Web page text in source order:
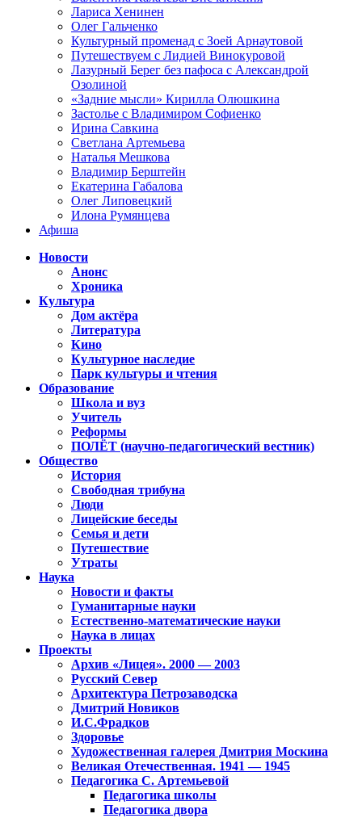
Лариса Хенинен
Олег Гальченко
Культурный променад с Зоей Арнаутовой
Путешествуем с Лидией Винокуровой
Лазурный Берег без пафоса с Александрой
Озолиной
«Задние мысли» Кирилла Олюшкина
Застолье с Владимиром Софиенко
Ирина Савкина
Светлана Артемьева
Наталья Мешкова
Владимир Берштейн
Екатерина Габалова
Олег Липовецкий
Илона Румянцева
Афиша
Новости
Анонс
Хроника
Культура
Дом актёра
Литература
Кино
Культурное наследие
Парк культуры и чтения
Образование
Школа и вуз
Учитель
Реформы
ПОЛЁТ (научно-педагогический вестник)
Общество
История
Свободная трибуна
Люди
Лицейские беседы
Семья и дети
Путешествие
Утраты
Наука
Новости и факты
Гуманитарные науки
Естественно-математические науки
Наука в лицах
Проекты
Архив «Лицея». 2000 — 2003
Русский Север
Архитектура Петрозаводска
Дмитрий Новиков
И.С.Фрадков
Здоровье
Художественная галерея Дмитрия Москина
Великая Отечественная. 1941 — 1945
Педагогика С. Артемьевой
Педагогика школы
Педагогика двора